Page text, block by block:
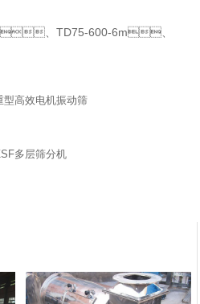
、TD75-600-6m、